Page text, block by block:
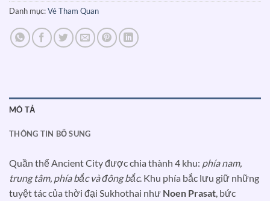
Danh mục:Vé Tham Quan
MÔ TẢ
THÔNG TIN BỔ SUNG
Quần thể Ancient City được chia thành 4 khu: phía nam,
trung tâm, phía bắc và đông bắc. Khu phía bắc lưu giữ những
tuyệt tác của thời đại Sukhothai như Noen Prasat, bức